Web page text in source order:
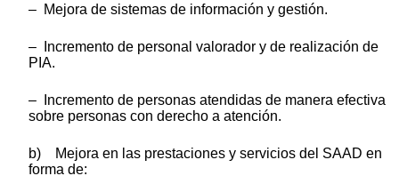
– Mejora de sistemas de información y gestión.
– Incremento de personal valorador y de realización de
PIA.
– Incremento de personas atendidas de manera efectiva
sobre personas con derecho a atención.
b) Mejora en las prestaciones y servicios del SAAD en
forma de: